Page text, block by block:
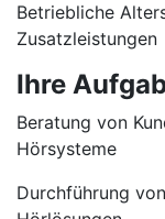
Betriebliche
Zusatzleistungen
Ihre
Beratung von
Hörsysteme
Durchführung